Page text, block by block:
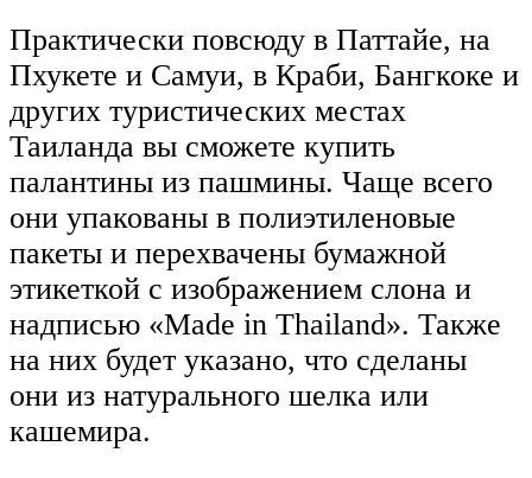
Практически повсюду в Паттайе, на
Пхукете и Самуи, в Краби, Бангкоке и
других туристических местах
Таиланда вы сможете купить
палантины из пашмины. Чаще всего
они упакованы в полиэтиленовые
пакеты и перехвачены бумажной
этикеткой с изображением слона и
надписью «Made in Thailand». Также
на них будет указано, что сделаны
они из натурального шелка или
кашемира.